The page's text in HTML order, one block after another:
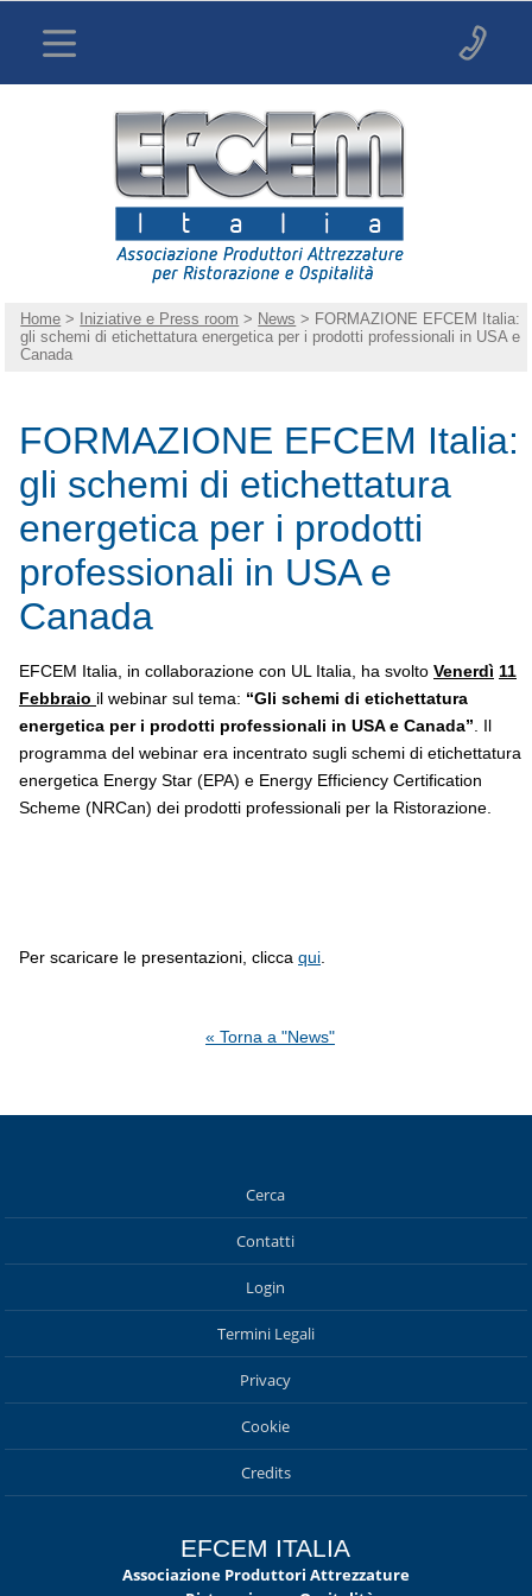
Home > Iniziative e Press room > News > FORMAZIONE EFCEM Italia:
gli schemi di etichettatura energetica per i prodotti professionali in USA e
Canada
FORMAZIONE EFCEM Italia:
gli schemi di etichettatura
energetica per i prodotti
professionali in USA e
Canada
EFCEM Italia, in collaborazione con UL Italia, ha svolto Venerdì 11
Febbraio il webinar sul tema: “Gli schemi di etichettatura
energetica per i prodotti professionali in USA e Canada” . Il
programma del webinar era incentrato sugli schemi di etichettatura
energetica Energy Star (EPA) e Energy Efficiency Certification
Scheme (NRCan) dei prodotti professionali per la Ristorazione.
Per scaricare le presentazioni, clicca qui.
« Torna a "News"
Cerca
Contatti
Login
Termini Legali
Privacy
Cookie
Credits
EFCEM ITALIA
Associazione Produttori Attrezzature